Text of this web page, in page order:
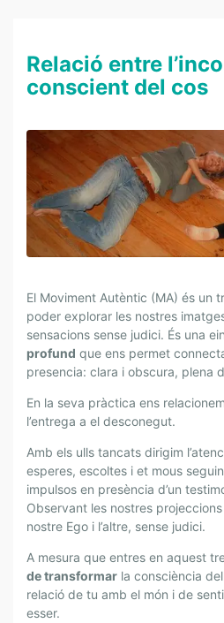
O
V
E
N
T
A
U
T
T
I
C
A
B
E
S
.
C
I
N
Q
U
E
N
Relació entre
conscient del cos
El Moviment Autèntic (MA) és un
poder explorar les nostres
sensacions sense judici. És una
profund que ens permet
presencia: clara i obscura, plena
En la seva pràctica ens
l’entrega a el desconegut.
Amb els ulls tancats dirigim
esperes, escoltes i et mous
impulsos en presència d’un
Observant les nostres
nostre Ego i l’altre, sense judici.
A mesura que entres en aquest
de transformar la consciència
relació de tu amb el món i de
esser.